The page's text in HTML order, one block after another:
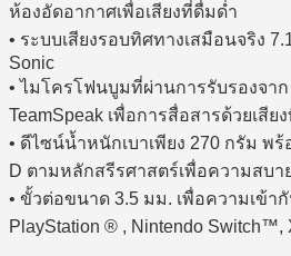
ห้องอัดอากาศเพื่อเสียงที่ดื่มด่ำ
• ระบบเสียงรอบทิศทางเสมือนจริง
Sonic
• ไมโครโฟนบูมที่ผ่านการรับรองจาก
TeamSpeak เพื่อการสื่อสารด้วยเสีย
• ดีไซน์น้ำหนักเบาเพียง 270 กรัม พ
D ตามหลักสรีรศาสตร์เพื่อความสบา
• ขั้วต่อขนาด 3.5 มม. เพื่อความเข้า
PlayStation ® , Nintendo